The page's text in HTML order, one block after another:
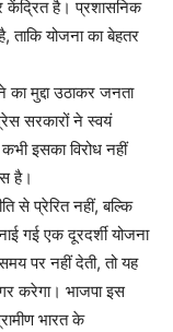
केंद्रित है। प्रशासनिक
ताकि योजना का बेहतर
मुद्दा उठाकर जनता
सरकारों ने स्वयं
इसका विरोध नहीं
है।
से प्रेरित नहीं, बल्कि
गई एक दूरदर्शी योजना
पर नहीं देती, तो यह
करेगा। भाजपा इस
भारत के